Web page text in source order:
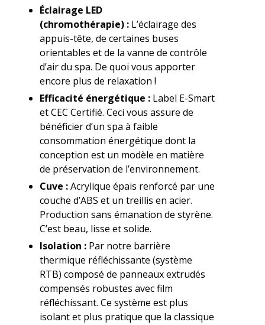
Éclairage LED
(chromothérapie) :L’éclairage des
appuis-tête, de certaines buses
orientables et de la vanne de contrôle
d’air du spa. De quoi vous apporter
encore plus de relaxation !
Efficacité énergétique : Label E-Smart
et CEC Certifié. Ceci vous assure de
bénéficier d’un spa à faible
consommation énergétique dont la
conception est un modèle en matière
de préservation de l’environnement.
Cuve :Acrylique épais renforcé par une
couche d’ABS et un treillis en acier.
Production sans émanation de styrène.
C’est beau, lisse et solide.
Isolation :Par notre barrière
thermique réfléchissante (système
RTB) composé de panneaux extrudés
compensés robustes avec film
réfléchissant. Ce système est plus
isolant et plus pratique que la classique